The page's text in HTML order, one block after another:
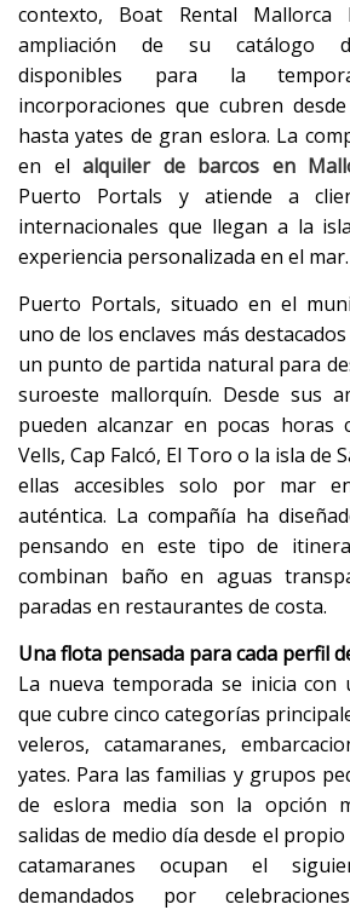
contexto, Boat Rental Mallorca
ampliación de su catálogo
disponibles para la
incorporaciones que cubren
hasta yates de gran eslora. La
en el alquiler de barcos en
Puerto Portals y atiende a
internacionales que llegan a la
experiencia personalizada en el mar.
Puerto Portals, situado en el
uno de los enclaves más
un punto de partida natural para
suroeste mallorquín. Desde sus
pueden alcanzar en pocas horas
Vells, Cap Falcó, El Toro o la isla de
ellas accesibles solo por mar
auténtica. La compañía ha
pensando en este tipo de
combinan baño en aguas
paradas en restaurantes de costa.
Una flota pensada para cada perfil
La nueva temporada se inicia con
que cubre cinco categorías
veleros, catamaranes,
yates. Para las familias y grupos
de eslora media son la opción
salidas de medio día desde el
catamaranes ocupan el
demandados por